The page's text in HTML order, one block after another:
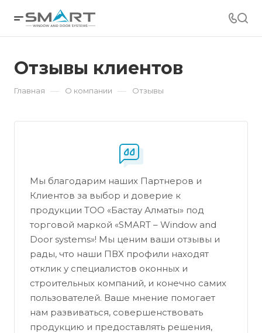
Отзывы клиентов
Главная — О компании — Отзывы
Мы благодарим наших Партнеров и
Клиентов за выбор и доверие к
продукции ТОО «Бастау Алматы» под
торговой маркой «SMART – Window and
Door systems»! Мы ценим ваши отзывы и
рады, что наши ПВХ профили находят
отклик у специалистов оконных и
строительных компаний, и конечно самих
пользователей. Ваше мнение помогает
нам развиваться, совершенствовать
продукцию и предоставлять решения,